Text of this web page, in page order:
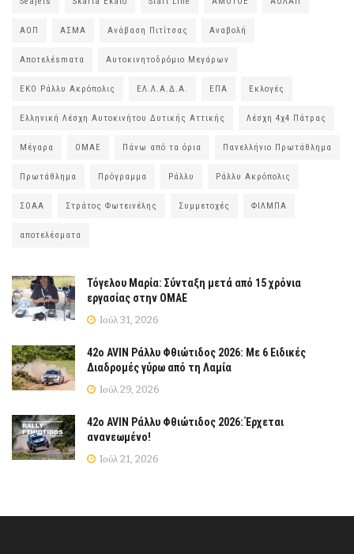
ΑΟΠ ΑΣΜΑ Ανάβαση Πιτίτσας Αναβολή
Αποτελέsmατα Αυτοκινητοδρόμιο Μεγάρων
ΕΚΟ Ράλλυ Ακρόπολις ΕΛ.Λ.Α.Δ.Α. ΕΠΑ Εκλογές
Ελληνική Λέσχη Αυτοκινήτου Δυτικής Αττικής Λέσχη 4χ4 Πάτρας
Μέγαρα ΟΜΑΕ Πάνω από τα όρια Πανελλήνιο Πρωτάθλημα
Πρωτάθλημα Πρόγραμμα Ράλλυ Ράλλυ Ακρόπολις
ΣΟΑΑ Στράτος Φωτεινέλης Συμμετοχές ΦΙΛΜΠΑ
αποτελέσματα
Τόγελου Μαρία: Σύνταξη μετά από 15 χρόνια
εργασίας στην ΟΜΑΕ
Ιούλ 31, 2026
42ο AVIN Ράλλυ Φθιώτιδος 2026: Με 6 Ειδικές
Διαδρομές γύρω από τη Λαμία
Ιούλ 29, 2026
42ο AVIN Ράλλυ Φθιώτιδος 2026: Έρχεται
ανανεωμένο!
Ιούλ 21, 2026